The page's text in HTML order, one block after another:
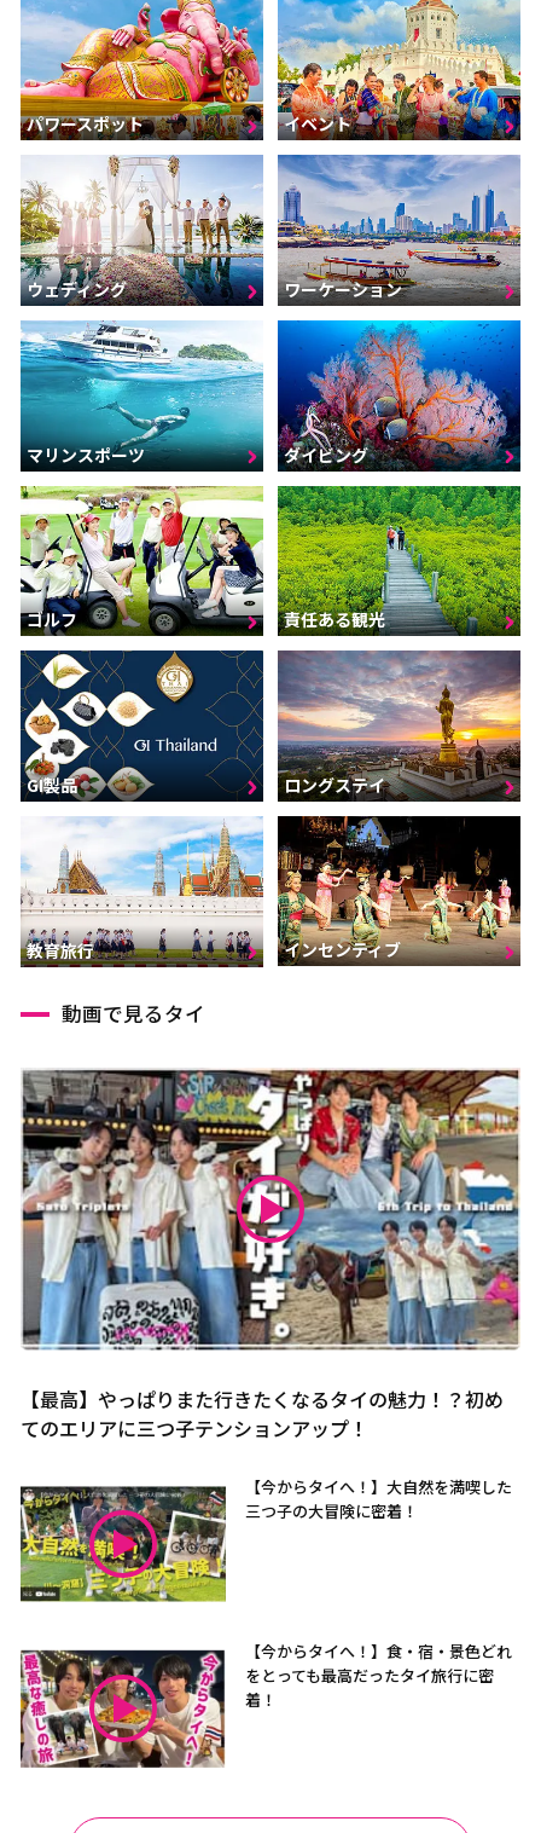
パワースポット イベント
ウェディング ワーケーション
マリンスポーツ ダイビング
ゴルフ 責任ある観光
GI製品 ロングステイ
教育旅行 インセンティブ
動画で見るタイ
【最高】やっぱりまた行きたくなるタイの魅力！？初め
てのエリアに三つ子テンションアップ！
【今からタイへ！】大自然を満喫した
三つ子の大冒険に密着！
【今からタイへ！】食・宿・景色どれ
をとっても最高だったタイ旅行に密
着！